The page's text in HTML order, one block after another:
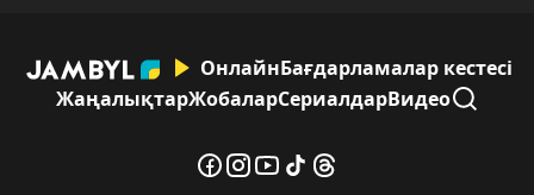
ОнлайнБағдарламалар кестесі
ЖаңалықтарЖобаларСериалдарВидео